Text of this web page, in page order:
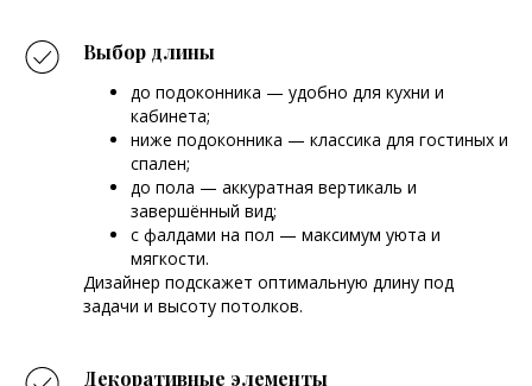
Выбор длины
до подоконника — удобно для кухни и
кабинета;
ниже подоконника — классика для гостиных и
спален;
до пола — аккуратная вертикаль и
завершённый вид;
с фалдами на пол — максимум уюта и
мягкости.
Дизайнер подскажет оптимальную длину под
задачи и высоту потолков.
Декоративные элементы